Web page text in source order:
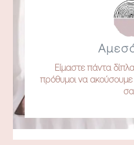
Είμαστε πάντα
πρόθυμοι να